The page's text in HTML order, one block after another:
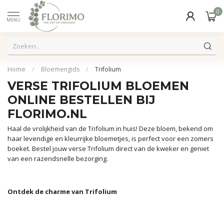
MENU
0
Home / Bloemengids / Trifolium
VERSE TRIFOLIUM BLOEMEN
ONLINE BESTELLEN BIJ
FLORIMO.NL
Haal de vrolijkheid van de Trifolium in huis! Deze bloem, bekend om
haar levendige en kleurrijke bloemetjes, is perfect voor een zomers
boeket. Bestel jouw verse Trifolium direct van de kweker en geniet
van een razendsnelle bezorging.
Ontdek de charme van Trifolium